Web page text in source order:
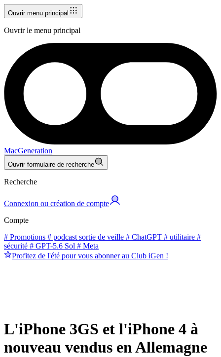
Ouvrir menu principal
Ouvrir le menu principal
MacGeneration
Ouvrir formulaire de recherche
Recherche
Connexion ou création de compte
Compte
# Promotions # podcast sortie de veille # ChatGPT # utilitaire #
sécurité # GPT-5.6 Sol # Meta
Profitez de l'été pour vous abonner au Club iGen !
L'iPhone 3GS et l'iPhone 4 à
nouveau vendus en Allemagne